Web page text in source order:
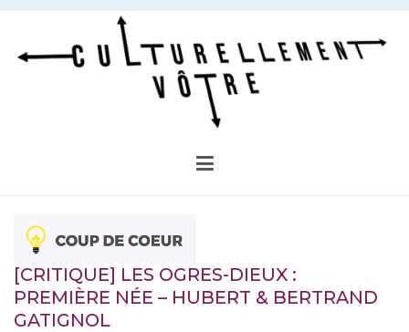
Aller
contenu
[CRITIQUE] LES OGRES-DIEUX :
PREMIÈRE NÉE – HUBERT & BERTRAND
GATIGNOL